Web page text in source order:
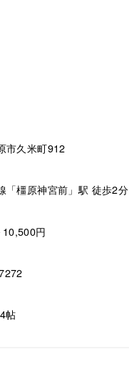
市久米町912
「橿原神宮前」駅 徒歩2分
円
帖